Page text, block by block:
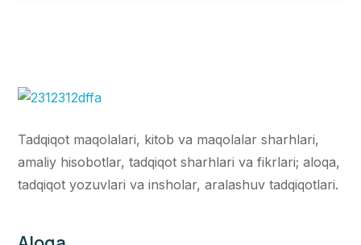
Tadqiqot maqolalari, kitob va maqolalar sharhlari,
amaliy hisobotlar, tadqiqot sharhlari va fikrlari; aloqa,
tadqiqot yozuvlari va insholar, aralashuv tadqiqotlari.